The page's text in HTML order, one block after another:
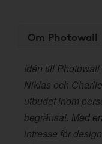
Om Photowall
Idén till
Niklas och
utbudet inom
begränsat. Med
intresse för